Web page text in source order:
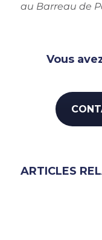
au Barreau de
Vous
ARTICLES